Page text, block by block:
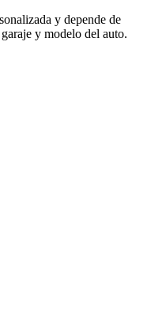
y depende de
y modelo del auto.